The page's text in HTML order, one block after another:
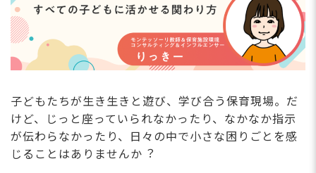
⼦どもたちが⽣き⽣きと遊び、学び合う保育現場。だ
けど、じっと座っていられなかったり、なかなか指⽰
が伝わらなかったり、⽇々の中で⼩さな困りごとを感
じることはありませんか︖